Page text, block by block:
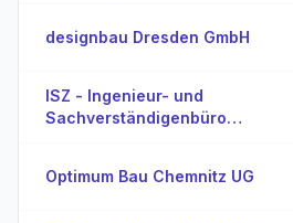
designbau Dresden GmbH
ISZ - Ingenieur- und
Sachverständigenbüro
Optimum Bau Chemnitz UG